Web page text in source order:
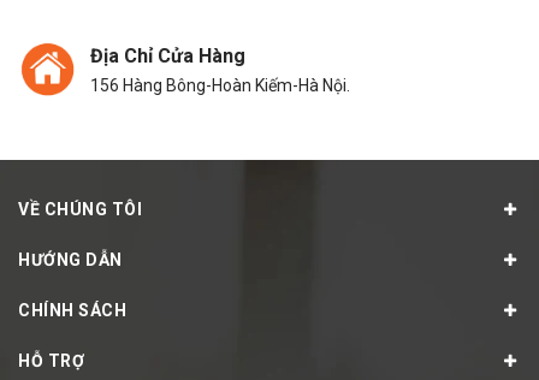
Địa Chỉ Cửa Hàng
156 Hàng Bông-Hoàn Kiếm-Hà Nội.
VỀ CHÚNG TÔI
HƯỚNG DẪN
CHÍNH SÁCH
HỖ TRỢ